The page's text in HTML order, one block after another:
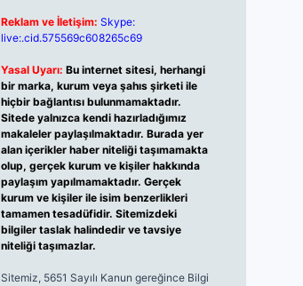
Reklam ve İletişim: Skype:
live:.cid.575569c608265c69
Yasal Uyarı: Bu internet sitesi, herhangi
bir marka, kurum veya şahıs şirketi ile
hiçbir bağlantısı bulunmamaktadır.
Sitede yalnızca kendi hazırladığımız
makaleler paylaşılmaktadır. Burada yer
alan içerikler haber niteliği taşımamakta
olup, gerçek kurum ve kişiler hakkında
paylaşım yapılmamaktadır. Gerçek
kurum ve kişiler ile isim benzerlikleri
tamamen tesadüfidir. Sitemizdeki
bilgiler taslak halindedir ve tavsiye
niteliği taşımazlar.
Sitemiz, 5651 Sayılı Kanun gereğince Bilgi